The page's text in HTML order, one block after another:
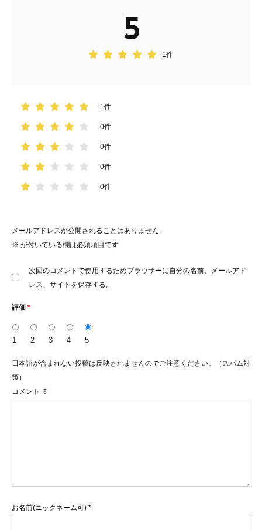
5
1件
1件
0件
0件
0件
0件
メールアドレスが公開されることはありません。
※ が付いている欄は必須項目です
お名前(ニックネーム可) *
次回のコメントで使用するためブラウザーに自分の名前、メールアド
レス、サイトを保存する。
コメント ※
評価 *
1 2 3 4 5
日本語が含まれない投稿は反映されませんのでご注意ください。（スパム対
策）